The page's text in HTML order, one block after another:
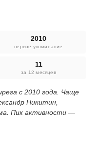
2010
первое упоминание
11
за 12 месяцев
с 2010 года. Чаще
Никитин,
Пик активности —